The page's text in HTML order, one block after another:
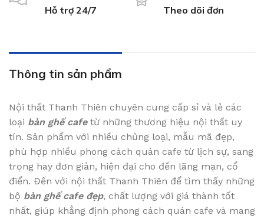
Hỗ trợ 24/7 Theo dõi đơn
Thông tin sản phẩm
Nội thất Thanh Thiên chuyên cung cấp sỉ và lẻ các
loại bàn ghế cafetừ những thương hiệu nội thất uy
tín. Sản phẩm với nhiều chủng loại, mẫu mã đẹp,
phù hợp nhiều phong cách quán cafe từ lịch sự, sang
trọng hay đơn giản, hiện đại cho đến lãng mạn, cổ
điển. Đến với nội thất Thanh Thiên để tìm thấy những
bộ bàn ghế cafe đẹp, chất lượng với giá thành tốt
nhất, giúp khẳng định phong cách quán cafe và mang